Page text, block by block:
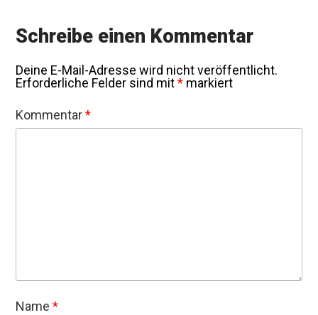
Schreibe einen Kommentar
Deine E-Mail-Adresse wird nicht veröffentlicht.
Erforderliche Felder sind mit* markiert
Kommentar*
Name*